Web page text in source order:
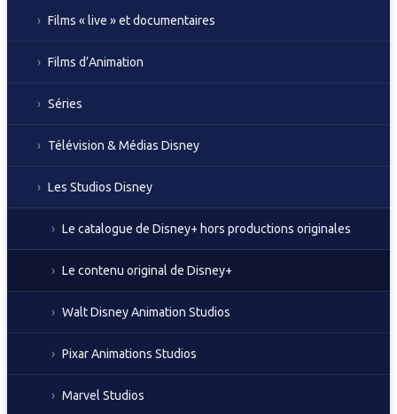
Films « live » et documentaires
Films d’Animation
Séries
Télévision & Médias Disney
Les Studios Disney
Le catalogue de Disney+ hors productions originales
Le contenu original de Disney+
Walt Disney Animation Studios
Pixar Animations Studios
Marvel Studios